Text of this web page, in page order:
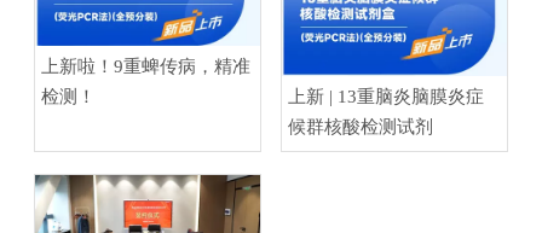
上新啦！9重蜱传病，精准
检测！
上新 | 13重脑炎脑膜炎症
候群核酸检测试剂